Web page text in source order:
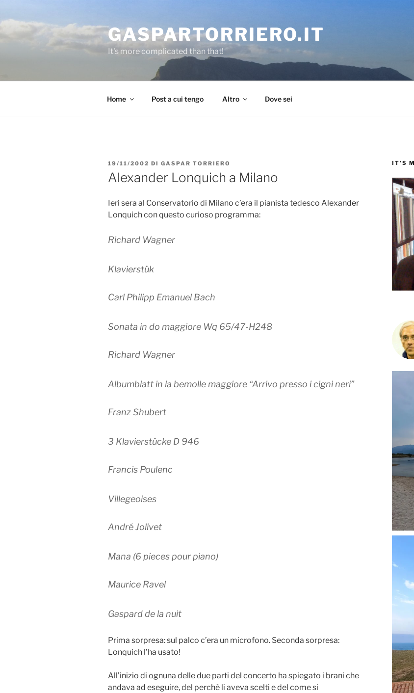
contenuto
GASPARTORRIERO.IT
It's more complicated than that!
Home Post a cui tengo Altro Dove sei
PUBBLICATO
IL
19/11/2002 DI GASPAR TORRIERO
Alexander Lonquich a Milano
Ieri sera al Conservatorio di Milano c’era il pianista tedesco Alexander
Lonquich con questo curioso programma:
Richard Wagner
Klavierstük
Carl Philipp Emanuel Bach
Sonata in do maggiore Wq 65/47-H248
Richard Wagner
Albumblatt in la bemolle maggiore “Arrivo presso i cigni neri”
Franz Shubert
3 Klavierstücke D 946
Francis Poulenc
Villegeoises
André Jolivet
Mana (6 pieces pour piano)
Maurice Ravel
Gaspard de la nuit
Prima sorpresa: sul palco c’era un microfono. Seconda sorpresa:
Lonquich l’ha usato!
All’inizio di ognuna delle due parti del concerto ha spiegato i brani che
andava ad eseguire, del perchè li aveva scelti e del come si
IT’S